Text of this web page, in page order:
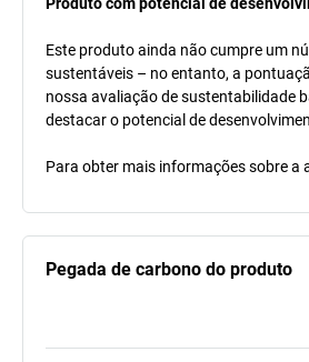
Este produto ainda não cumpre um
sustentáveis – no entanto, a
nossa avaliação de sustentabilidade
destacar o potencial de
Para obter mais informações sobre a
Pegada de carbono do produto